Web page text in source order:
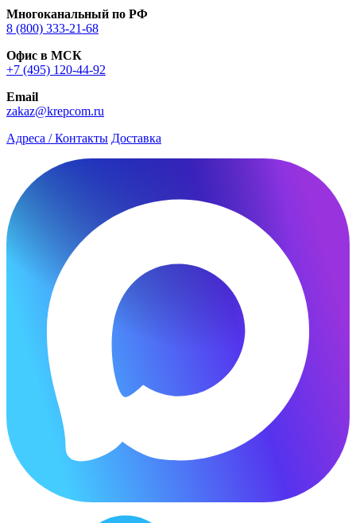
Многоканальный по РФ
8 (800) 333‑21-68
Офис в МСК
+7 (495) 120-44-92
Email
zakaz@krepcom.ru
Адреса / Контакты Доставка